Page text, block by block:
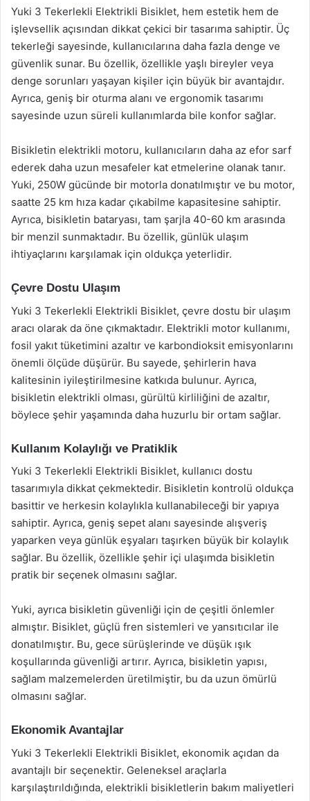
Yuki 3 Tekerlekli Elektrikli Bisiklet, hem estetik hem de
işlevsellik açısından dikkat çekici bir tasarıma sahiptir. Üç
tekerleği sayesinde, kullanıcılarına daha fazla denge ve
güvenlik sunar. Bu özellik, özellikle yaşlı bireyler veya
denge sorunları yaşayan kişiler için büyük bir avantajdır.
Ayrıca, geniş bir oturma alanı ve ergonomik tasarımı
sayesinde uzun süreli kullanımlarda bile konfor sağlar.
Bisikletin elektrikli motoru, kullanıcıların daha az efor sarf
ederek daha uzun mesafeler kat etmelerine olanak tanır.
Yuki, 250W gücünde bir motorla donatılmıştır ve bu motor,
saatte 25 km hıza kadar çıkabilme kapasitesine sahiptir.
Ayrıca, bisikletin bataryası, tam şarjla 40-60 km arasında
bir menzil sunmaktadır. Bu özellik, günlük ulaşım
ihtiyaçlarını karşılamak için oldukça yeterlidir.
Çevre Dostu Ulaşım
Yuki 3 Tekerlekli Elektrikli Bisiklet, çevre dostu bir ulaşım
aracı olarak da öne çıkmaktadır. Elektrikli motor kullanımı,
fosil yakıt tüketimini azaltır ve karbondioksit emisyonlarını
önemli ölçüde düşürür. Bu sayede, şehirlerin hava
kalitesinin iyileştirilmesine katkıda bulunur. Ayrıca,
bisikletin elektrikli olması, gürültü kirliliğini de azaltır,
böylece şehir yaşamında daha huzurlu bir ortam sağlar.
Kullanım Kolaylığı ve Pratiklik
Yuki 3 Tekerlekli Elektrikli Bisiklet, kullanıcı dostu
tasarımıyla dikkat çekmektedir. Bisikletin kontrolü oldukça
basittir ve herkesin kolaylıkla kullanabileceği bir yapıya
sahiptir. Ayrıca, geniş sepet alanı sayesinde alışveriş
yaparken veya günlük eşyaları taşırken büyük bir kolaylık
sağlar. Bu özellik, özellikle şehir içi ulaşımda bisikletin
pratik bir seçenek olmasını sağlar.
Yuki, ayrıca bisikletin güvenliği için de çeşitli önlemler
almıştır. Bisiklet, güçlü fren sistemleri ve yansıtıcılar ile
donatılmıştır. Bu, gece sürüşlerinde ve düşük ışık
koşullarında güvenliği artırır. Ayrıca, bisikletin yapısı,
sağlam malzemelerden üretilmiştir, bu da uzun ömürlü
olmasını sağlar.
Ekonomik Avantajlar
Yuki 3 Tekerlekli Elektrikli Bisiklet, ekonomik açıdan da
avantajlı bir seçenektir. Geleneksel araçlarla
karşılaştırıldığında, elektrikli bisikletlerin bakım maliyetleri